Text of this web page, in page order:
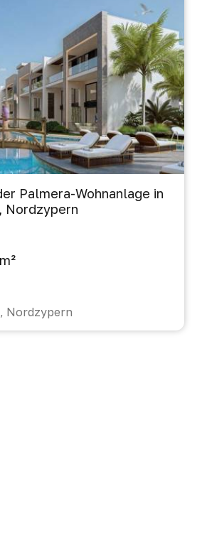
Palmera-Wohnanlage in
Nordzypern
m²
Nordzypern